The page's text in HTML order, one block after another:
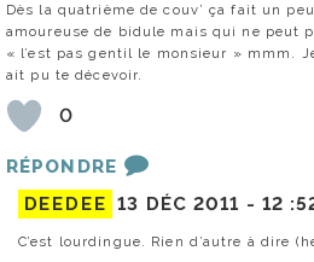
Dès la quatrième de couv’ ça fait un
amoureuse de bidule mais qui ne peut
« l’est pas gentil le monsieur » mmm.
ait pu te décevoir.
0
RÉPONDRE
DEEDEE 13 DÉC 2011 - 12
C’est lourdingue. Rien d’autre à dire